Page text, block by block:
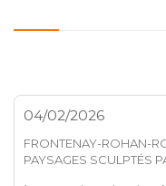
04/02/2026
FRONTENAY-ROHAN-
PAYSAGES SCULPTÉS